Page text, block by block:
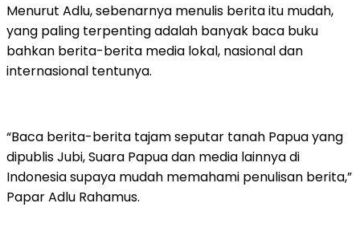
Menurut Adlu, sebenarnya menulis berita itu mudah,
yang paling terpenting adalah banyak baca buku
bahkan berita-berita media lokal, nasional dan
internasional tentunya.
“Baca berita-berita tajam seputar tanah Papua yang
dipublis Jubi, Suara Papua dan media lainnya di
Indonesia supaya mudah memahami penulisan berita,”
Papar Adlu Rahamus.